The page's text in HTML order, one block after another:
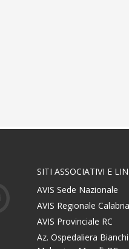
SITI ASSOCIATIVI E
AVIS Sede Nazionale
AVIS Regionale Calabria
AVIS Provinciale RC
Az. Ospedaliera Bianchi